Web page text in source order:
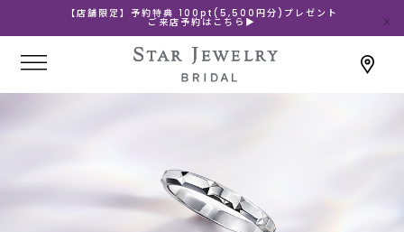
【店舗限定】予約特典 100pt(5,500円分)プレゼント
ご来店予約はこちら▶